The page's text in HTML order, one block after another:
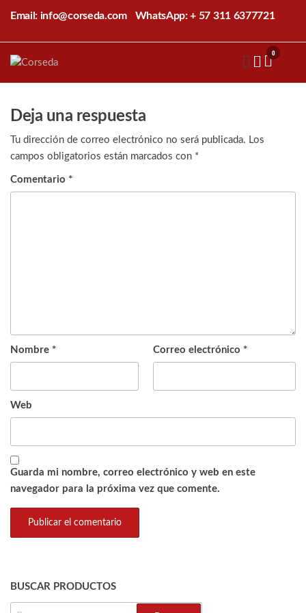
contenido
Email: info@corseda.com WhatsApp: + 57 311 6377721
sericultura
0
Deja una respuesta
Tu dirección de correo electrónico no será publicada. Los
campos obligatorios están marcados con *
Comentario *
Nombre * Correo electrónico *
Web
Guarda mi nombre, correo electrónico y web en este
navegador para la próxima vez que comente.
BUSCAR PRODUCTOS
BUSCAR: